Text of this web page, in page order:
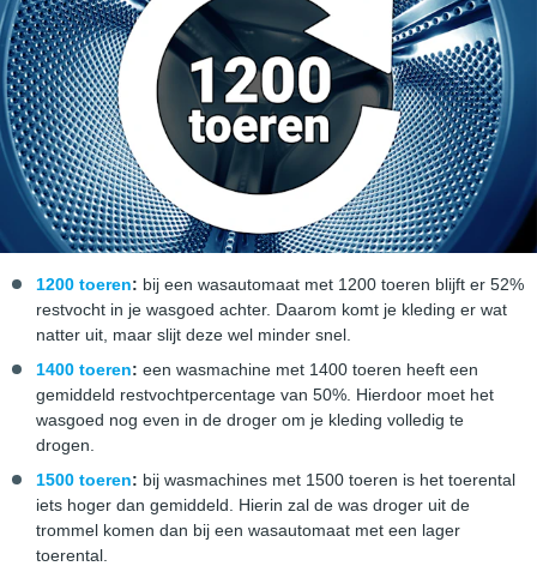
1200 toeren: bij een wasautomaat met 1200 toeren blijft er 52%
restvocht in je wasgoed achter. Daarom komt je kleding er wat
natter uit, maar slijt deze wel minder snel.
1400 toeren: een wasmachine met 1400 toeren heeft een
gemiddeld restvochtpercentage van 50%. Hierdoor moet het
wasgoed nog even in de droger om je kleding volledig te
drogen.
1500 toeren: bij wasmachines met 1500 toeren is het toerental
iets hoger dan gemiddeld. Hierin zal de was droger uit de
trommel komen dan bij een wasautomaat met een lager
toerental.